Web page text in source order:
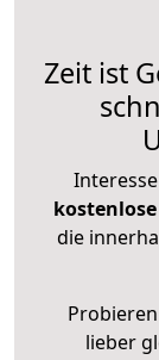
Zeit ist
die
lieber